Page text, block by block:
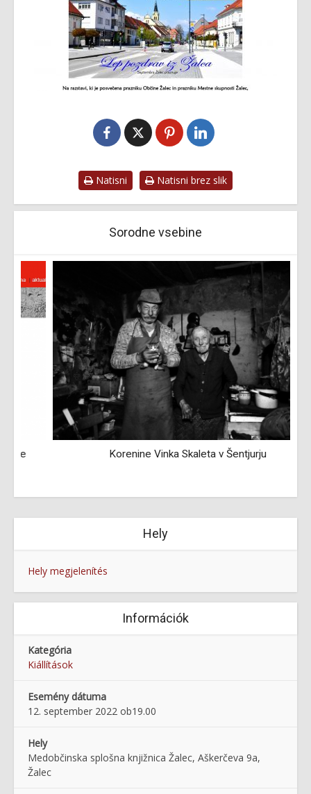
Natisni Natisni brez slik
Sorodne vsebine
Korenine Vinka Skaleta v Šentjurju
Hely
Hely megjelenítés
Információk
Kategória
Kiállítások
Esemény dátuma
12. september 2022 ob19.00
Hely
Medobčinska splošna knjižnica Žalec, Aškerčeva 9a,
Žalec